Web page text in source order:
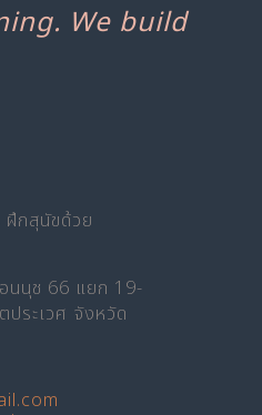
We build
ฝึกสุนัขด้วย
นนุช 66 แยก 19-
ประเวศ จังหวัด